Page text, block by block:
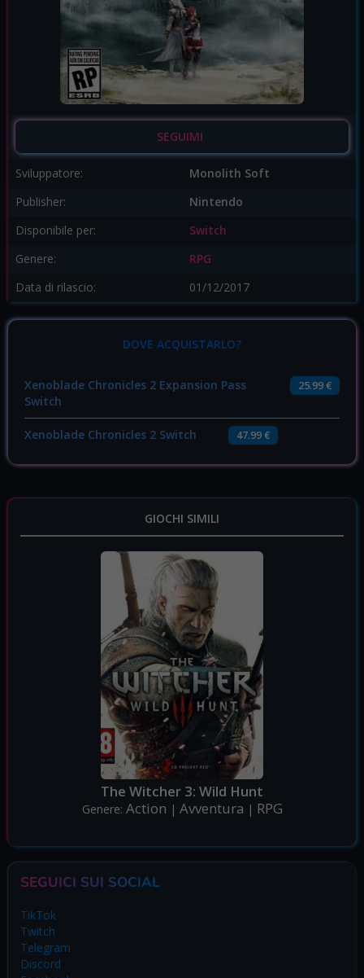
SEGUIMI
Sviluppatore:
Monolith Soft
Publisher:
Nintendo
Disponibile per:
Switch
Genere:
RPG
Data di rilascio:
01/12/2017
DOVE ACQUISTARLO?
Xenoblade Chronicles 2 Expansion Pass
Switch
25.99 €
Xenoblade Chronicles 2 Switch 47.99 €
GIOCHI SIMILI
The Witcher 3: Wild Hunt
Genere: Action | Avventura | RPG
SEGUICI SUI SOCIAL
TikTok
Twitch
Telegram
Discord